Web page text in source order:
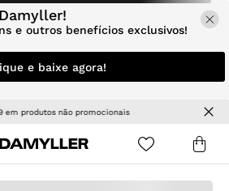
e outros benefícios exclusivos!
e baixe agora!
| Jeans e tendências para renovar seu estilo